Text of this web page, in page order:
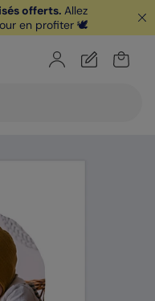
je télécharge
offerts. Allez
en profiter 🕊️